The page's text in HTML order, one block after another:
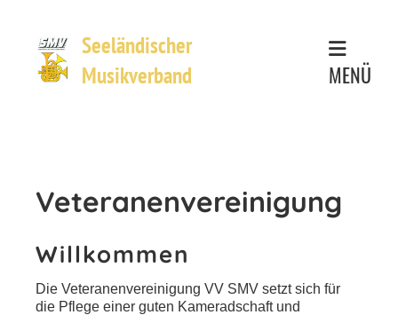
Seeländischer
Musikverband
MENÜ
Veteranenvereinigung
Willkommen
Die Veteranenvereinigung VV SMV setzt sich für
die Pflege einer guten Kameradschaft und